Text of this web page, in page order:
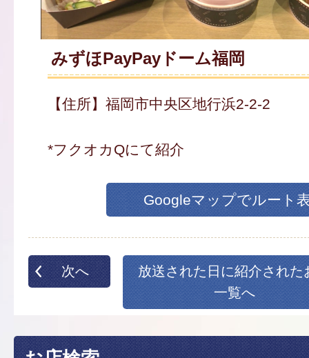
みずほPayPayドーム福岡
【住所】福岡市中央区地行浜2-2-2
*フクオカQにて紹介
Googleマップでルート
次へ
放送された日に紹介された
一覧へ